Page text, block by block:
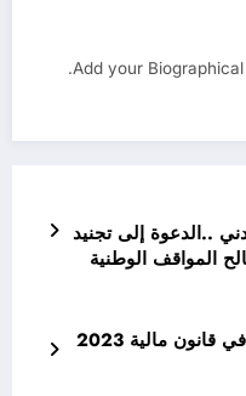
Add your
..الدعوة إلى تجنيد
المواقف الوطنية
السعر المرجعي لبرميل النفط في قانون مالية 2023